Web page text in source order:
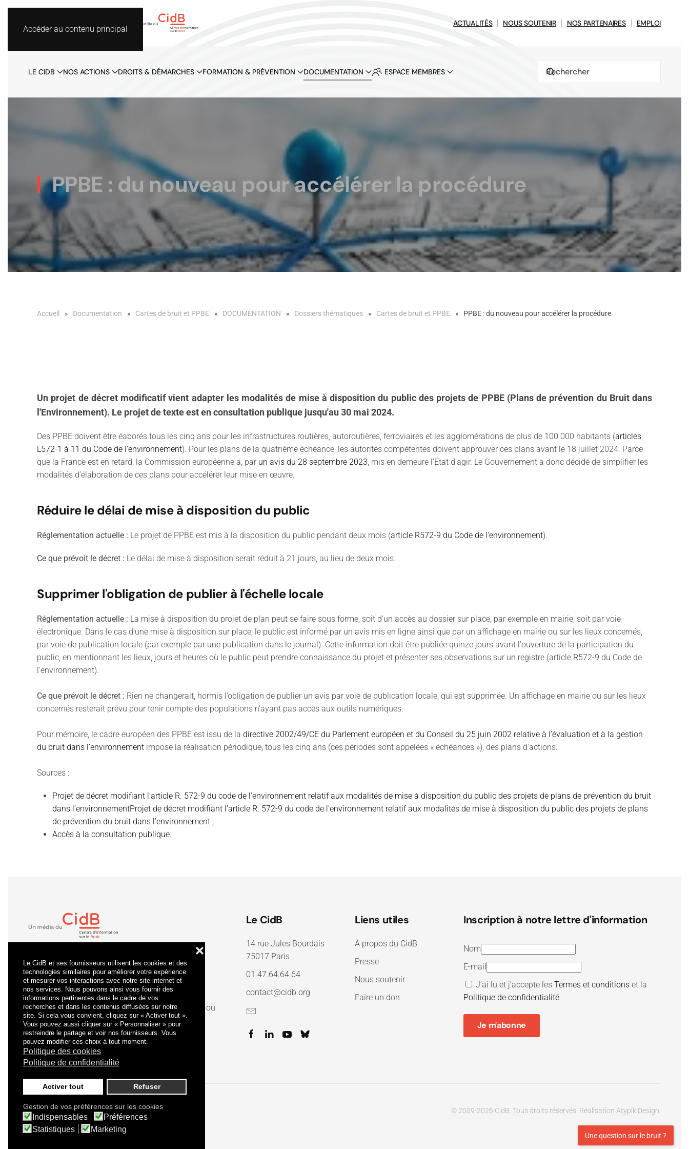
Le CidB et ses fournisseurs utilisent les cookies et des
technologies similaires pour améliorer votre expérience
et mesurer vos interactions avec notre site internet et
nos services. Nous pouvons ainsi vous fournir des
informations pertinentes dans le cadre de vos
recherches et dans les contenus diffusées sur notre
site. Si cela vous convient, cliquez sur « Activer tout ».
Vous pouvez aussi cliquer sur « Personnaliser » pour
restreindre le partage et voir nos fournisseurs. Vous
pouvez modifier ces choix à tout moment.
Politique des cookies
Politique de confidentialité
Activer tout Refuser
❌
Gestion de vos préférences sur les cookies
Indispensables
Préférences
Statistiques
Marketing
Accéder au contenu principal
ACTUALITÉS NOUS SOUTENIR NOS PARTENAIRES EMPLOI
LE CIDB NOS ACTIONS DROITS & DÉMARCHES FORMATION & PRÉVENTION DOCUMENTATION ESPACE MEMBRES
PPBE : du nouveau pour accélérer la procédure
Accueil Documentation Cartes de bruit et PPBE DOCUMENTATION Dossiers thématiques Cartes de bruit et PPBE PPBE : du nouveau pour accélérer la procédure
Un projet de décret modificatif vient adapter les modalités de mise à disposition du public des projets de PPBE (Plans de prévention du Bruit dans
l'Environnement). Le projet de texte est en consultation publique jusqu'au 30 mai 2024.
Des PPBE doivent être éaborés tous les cinq ans pour les infrastructures routières, autoroutières, ferroviaires et les agglomérations de plus de 100 000 habitants (articles
L572-1 à 11 du Code de l’environnement). Pour les plans de la quatrième échéance, les autorités compétentes doivent approuver ces plans avant le 18 juillet 2024. Parce
que la France est en retard, la Commission européenne a, par un avis du 28 septembre 2023, mis en demeure l'Etat d'agir. Le Gouvernement a donc décidé de simplifier les
modalités d’élaboration de ces plans pour accélérer leur mise en œuvre.
Réduire le délai de mise à disposition du public
Réglementation actuelle : Le projet de PPBE est mis à la disposition du public pendant deux mois (article R572-9 du Code de l'environnement).
Ce que prévoit le décret : Le délai de mise à disposition serait réduit à 21 jours, au lieu de deux mois.
Supprimer l'obligation de publier à l'échelle locale
Réglementation actuelle : La mise à disposition du projet de plan peut se faire sous forme, soit d'un accès au dossier sur place, par exemple en mairie, soit par voie
électronique. Dans le cas d'une mise à disposition sur place, le public est informé par un avis mis en ligne ainsi que par un affichage en mairie ou sur les lieux concernés,
par voie de publication locale (par exemple par une publication dans le journal). Cette information doit être publiée quinze jours avant l'ouverture de la participation du
public, en mentionnant les lieux, jours et heures où le public peut prendre connaissance du projet et présenter ses observations sur un registre (article R572-9 du Code de
l'environnement).
Ce que prévoit le décret : Rien ne changerait, hormis l’obligation de publier un avis par voie de publication locale, qui est supprimée. Un affichage en mairie ou sur les lieux
concernés resterait prévu pour tenir compte des populations n’ayant pas accès aux outils numériques.
Pour mémoire, le cadre européen des PPBE est issu de la directive 2002/49/CE du Parlement européen et du Conseil du 25 juin 2002 relative à l’évaluation et à la gestion
du bruit dans l’environnement impose la réalisation périodique, tous les cinq ans (ces périodes sont appelées « échéances »), des plans d'actions.
Sources :
Projet de décret modifiant l’article R. 572-9 du code de l’environnement relatif aux modalités de mise à disposition du public des projets de plans de prévention du bruit
dans l’environnementProjet de décret modifiant l’article R. 572-9 du code de l’environnement relatif aux modalités de mise à disposition du public des projets de plans
de prévention du bruit dans l’environnement ;
Accès à la consultation publique.
Lacertification qualité a été délivrée au titre de la ou
des catégories d'actions suivantes : actions de
formation.
Le CidB
14 rue Jules Bourdais
75017 Paris
01.47.64.64.64
contact@cidb.org
Liens utiles
À propos du CidB
Presse
Nous soutenir
Faire un don
Inscription à notre lettre d'information
Nom
E-mail
J’ai lu et j’accepte lesTermes et conditions et la
Politique de confidentialité
Je m'abonne
Politique de confidentialité Mentions légales © 2009-2026 CidB. Tous droits réservés. Réalisation Atypik Design
Une question sur le bruit ?